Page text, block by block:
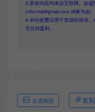
3.所有内容均来自互联网。如侵
cvformat#gmail.com (#换为@)
4.本站收费仅用于资源的保存
无任何盈利。
生成海报 复